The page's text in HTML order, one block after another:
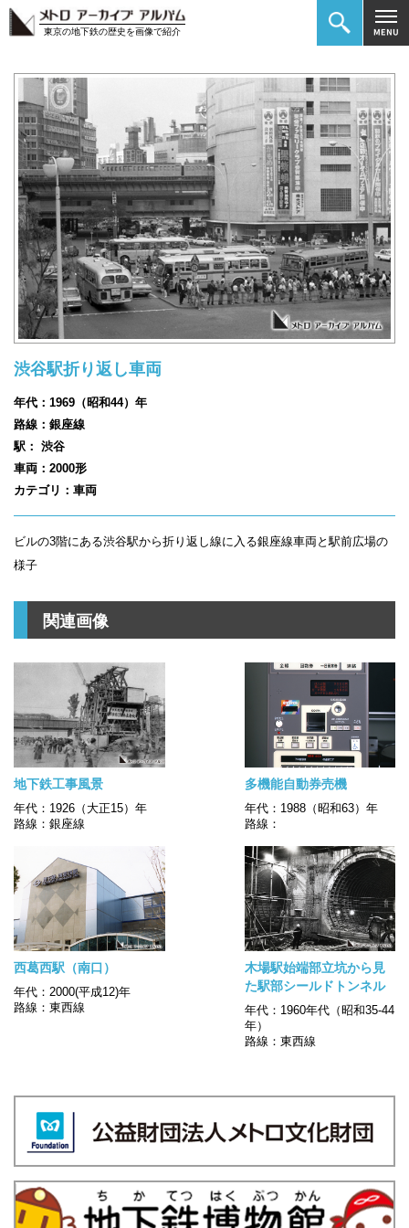
東京の地下鉄の歴史を画像で紹介
渋谷駅折り返し車両
年代：1969（昭和44）年
路線：銀座線
駅： 渋谷
車両：2000形
カテゴリ：車両
ビルの3階にある渋谷駅から折り返し線に入る銀座線車両と駅前広場の
様子
関連画像
地下鉄工事風景
年代：1926（大正15）年
路線：銀座線
多機能自動券売機
年代：1988（昭和63）年
路線：
西葛西駅（南口）
年代：2000(平成12)年
路線：東西線
木場駅始端部立坑から見
た駅部シールドトンネル
年代：1960年代（昭和35-44
年）
路線：東西線